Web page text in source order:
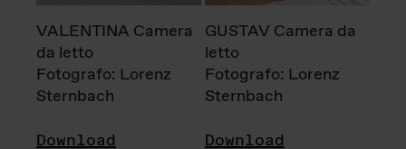
VALENTINA Camera
da letto
Fotografo: Lorenz
Sternbach
Download
GUSTAV Camera da
letto
Fotografo: Lorenz
Sternbach
Download